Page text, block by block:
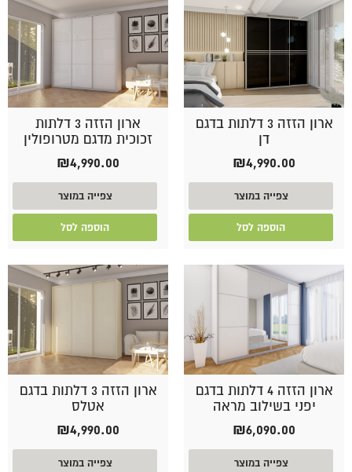
ארון הזזה 3 דלתות בדגם
דן
₪4,990.00
צפייה במוצר
הוספה לסל
ארון הזזה 3 דלתות
זכוכית מדגם מטרופולין
₪4,990.00
צפייה במוצר
הוספה לסל
ארון הזזה 4 דלתות בדגם
יפני בשילוב מראה
₪6,090.00
צפייה במוצר
ארון הזזה 3 דלתות בדגם
אטלס
₪4,990.00
צפייה במוצר